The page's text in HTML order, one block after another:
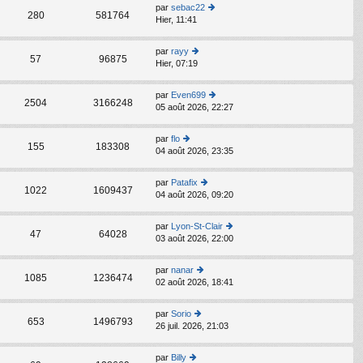
ult
er
le
d
er
er
m
e
s
a
e
280 581764
par sebac22
le
d
er
er
e
s
a
e
Hier, 11:41
57 96875
par rayy
o
ult
er
le
er
er
m
e
s
s
a
e
Hier, 07:19
2504 3166248
par Even699
o
er
le
er
er
m
e
s
a
e
05 août 2026, 22:27
155 183308
par flo
o
ult
er
le
d
er
er
m
e
s
s
a
e
04 août 2026, 23:35
1022 1609437
par Patafix
o
ult
er
le
d
er
er
m
e
s
04 août 2026, 09:20
47 64028
par Lyon-St-Clair
o
er
le
er
er
03 août 2026, 22:00
1085 1236474
par nanar
o
s
ult
er
le
02 août 2026, 18:41
653 1496793
par Sorio
o
26 juil. 2026, 21:03
par Billy